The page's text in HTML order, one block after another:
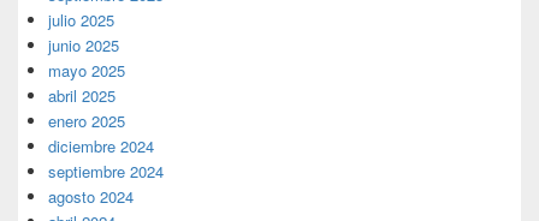
julio 2025
junio 2025
mayo 2025
abril 2025
enero 2025
diciembre 2024
septiembre 2024
agosto 2024